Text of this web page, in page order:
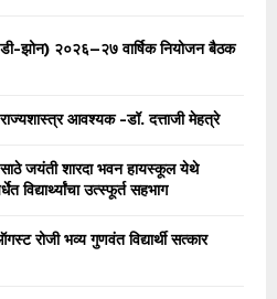
(डी-झोन) २०२६–२७ वार्षिक नियोजन बैठक
राज्यशास्त्र आवश्यक -डॉ. दत्ताजी मेहत्रे
जयंती शारदा भवन हायस्कूल येथे
विद्यार्थ्यांचा उत्स्फूर्त सहभाग
रोजी भव्य गुणवंत विद्यार्थी सत्कार